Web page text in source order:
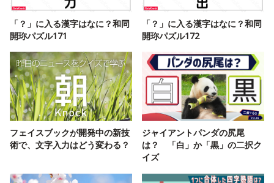
「？」に入る漢字はなに？和同
開珎パズル171
「？」に入る漢字はなに？和同
開珎パズル172
フェイスブックが開発中の新技
術で、文字入力はどう変わる？
ジャイアントパンダの尻尾
は？ 「白」か「黒」の二択ク
イズ